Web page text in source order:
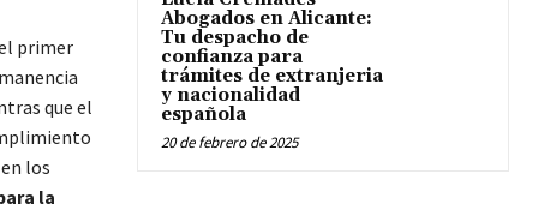
primer
que el
los
la
Abogados en Alicante:
Tu despacho de
confianza para
trámites de extranjeria
y nacionalidad
española
20 de febrero de 2025